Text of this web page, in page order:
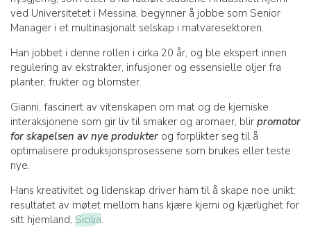
ved Universitetet i Messina, begynner å jobbe som Senior
Manager i et multinasjonalt selskap i matvaresektoren.
Han jobbet i denne rollen i cirka 20 år, og ble ekspert innen
regulering av ekstrakter, infusjoner og essensielle oljer fra
planter, frukter og blomster.
Gianni, fascinert av vitenskapen om mat og de kjemiske
interaksjonene som gir liv til smaker og aromaer, blir promotor
for skapelsen av nye produkter og forplikter seg til å
optimalisere produksjonsprosessene som brukes eller teste
nye.
Hans kreativitet og lidenskap driver ham til å skape noe unikt:
resultatet av møtet mellom hans kjære kjemi og kjærlighet for
sitt hjemland, Sicilia.